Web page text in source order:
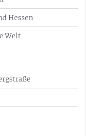
Hessen
Welt